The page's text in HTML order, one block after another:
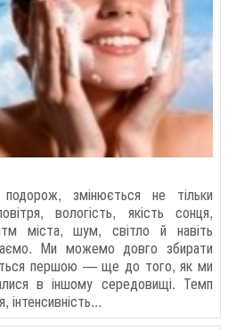
змінюється не тільки
вологість, якість сонця,
міста, шум, світло й навіть
Ми можемо довго збирати
першою — ще до того, як ми
в іншому середовищі. Темп
інтенсивність...